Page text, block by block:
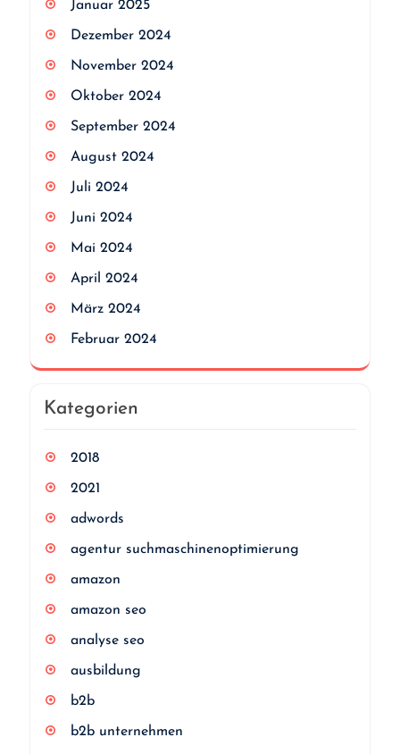
Januar 2025
Dezember 2024
November 2024
Oktober 2024
September 2024
August 2024
Juli 2024
Juni 2024
Mai 2024
April 2024
März 2024
Februar 2024
Kategorien
2018
2021
adwords
agentur suchmaschinenoptimierung
amazon
amazon seo
analyse seo
ausbildung
b2b
b2b unternehmen